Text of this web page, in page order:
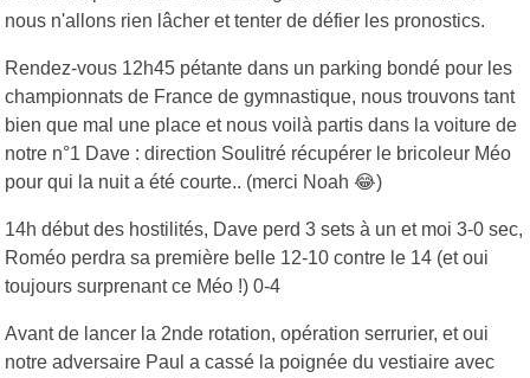
nous n'allons rien lâcher et tenter de défier les pronostics.
Rendez-vous 12h45 pétante dans un parking bondé pour les
championnats de France de gymnastique, nous trouvons tant
bien que mal une place et nous voilà partis dans la voiture de
notre n°1 Dave : direction Soulitré récupérer le bricoleur Méo
pour qui la nuit a été courte.. (merci Noah 😂)
14h début des hostilités, Dave perd 3 sets à un et moi 3-0 sec,
Roméo perdra sa première belle 12-10 contre le 14 (et oui
toujours surprenant ce Méo !) 0-4
Avant de lancer la 2nde rotation, opération serrurier, et oui
notre adversaire Paul a cassé la poignée du vestiaire avec